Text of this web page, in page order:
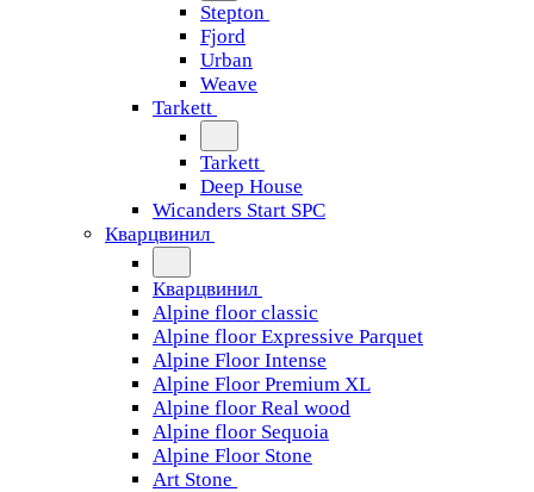
Stepton
Fjord
Urban
Weave
Tarkett
Tarkett
Deep House
Wicanders Start SPC
Кварцвинил
Кварцвинил
Alpine floor classic
Alpine floor Expressive Parquet
Alpine Floor Intense
Alpine Floor Premium XL
Alpine floor Real wood
Alpine floor Sequoia
Alpine Floor Stone
Art Stone